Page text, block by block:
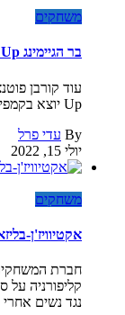
משחקים
בר הגיימינג Level Up בסכנת סגירה, כך תוכלו לעזור
Up יוצא בקמפיין תרומות בניסיון אחרון להצילו מפני סגירה
By עדי פרל
יולי 15, 2022
משחקים
אקטיוויז'ן-
חברת המשחקים
קליפורניה
נגד נשים